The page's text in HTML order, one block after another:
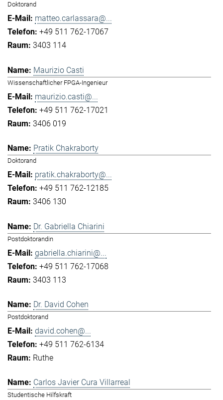
Doktorand
matteo.carlassara@...
+49 511 762-17067
3403 114
Maurizio Casti
Wissenschaftlicher FPGA-Ingenieur
maurizio.casti@...
+49 511 762-17021
3406 019
Pratik Chakraborty
Doktorand
pratik.chakraborty@...
+49 511 762-12185
3406 130
Dr. Gabriella Chiarini
Postdoktorandin
gabriella.chiarini@...
+49 511 762-17068
3403 113
Dr. David Cohen
Postdoktorand
david.cohen@...
+49 511 762-6134
Ruthe
Carlos Javier Cura Villarreal
Studentische Hilfskraft